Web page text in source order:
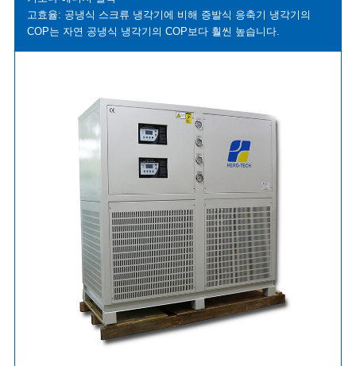
고효율: 공냉식 스크류 냉각기에 비해 증발식 응축기 냉각기의
COP는 자연 공냉식 냉각기의 COP보다 훨씬 높습니다.